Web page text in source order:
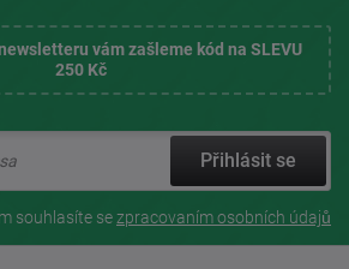
vám zašleme kód na SLEVU
250 Kč
Přihlásit se
souhlasíte sezpracovaním osobních údajů